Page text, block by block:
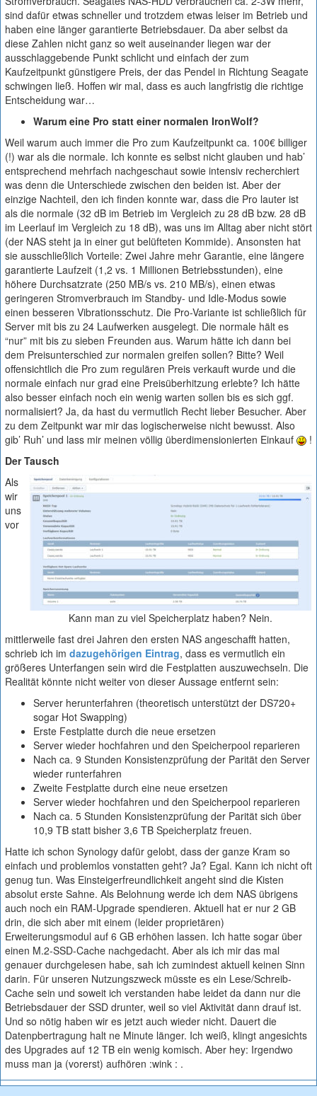
sind dafür etwas schneller und trotzdem etwas leiser im Betrieb und
haben eine länger garantierte Betriebsdauer. Da aber selbst da
diese Zahlen nicht ganz so weit auseinander liegen war der
ausschlaggebende Punkt schlicht und einfach der zum
Kaufzeitpunkt günstigere Preis, der das Pendel in Richtung Seagate
schwingen ließ. Hoffen wir mal, dass es auch langfristig die richtige
Entscheidung war…
Warum eine Pro statt einer normalen IronWolf?
Weil warum auch immer die Pro zum Kaufzeitpunkt ca. 100€ billiger
(!) war als die normale. Ich konnte es selbst nicht glauben und hab’
entsprechend mehrfach nachgeschaut sowie intensiv recherchiert
was denn die Unterschiede zwischen den beiden ist. Aber der
einzige Nachteil, den ich finden konnte war, dass die Pro lauter ist
als die normale (32 dB im Betrieb im Vergleich zu 28 dB bzw. 28 dB
im Leerlauf im Vergleich zu 18 dB), was uns im Alltag aber nicht stört
(der NAS steht ja in einer gut belüfteten Kommide). Ansonsten hat
sie ausschließlich Vorteile: Zwei Jahre mehr Garantie, eine längere
garantierte Laufzeit (1,2 vs. 1 Millionen Betriebsstunden), eine
höhere Durchsatzrate (250 MB/s vs. 210 MB/s), einen etwas
geringeren Stromverbrauch im Standby- und Idle-Modus sowie
einen besseren Vibrationsschutz. Die Pro-Variante ist schließlich für
Server mit bis zu 24 Laufwerken ausgelegt. Die normale hält es
“nur” mit bis zu sieben Freunden aus. Warum hätte ich dann bei
dem Preisunterschied zur normalen greifen sollen? Bitte? Weil
offensichtlich die Pro zum regulären Preis verkauft wurde und die
normale einfach nur grad eine Preisüberhitzung erlebte? Ich hätte
also besser einfach noch ein wenig warten sollen bis es sich ggf.
normalisiert? Ja, da hast du vermutlich Recht lieber Besucher. Aber
zu dem Zeitpunkt war mir das logischerweise nicht bewusst. Also
gib’ Ruh’ und lass mir meinen völlig überdimensionierten Einkauf
!
Der Tausch
Kann man zu viel Speicherplatz haben? Nein.
Als
wir
uns
vor
mittlerweile fast drei Jahren den ersten NAS angeschafft hatten,
schrieb ich im dazugehörigen Eintrag, dass es vermutlich ein
größeres Unterfangen sein wird die Festplatten auszuwechseln. Die
Realität könnte nicht weiter von dieser Aussage entfernt sein:
Server herunterfahren (theoretisch unterstützt der DS720+
sogar Hot Swapping)
Erste Festplatte durch die neue ersetzen
Server wieder hochfahren und den Speicherpool reparieren
Nach ca. 9 Stunden Konsistenzprüfung der Parität den Server
wieder runterfahren
Zweite Festplatte durch eine neue ersetzen
Server wieder hochfahren und den Speicherpool reparieren
Nach ca. 5 Stunden Konsistenzprüfung der Parität sich über
10,9 TB statt bisher 3,6 TB Speicherplatz freuen.
Hatte ich schon Synology dafür gelobt, dass der ganze Kram so
einfach und problemlos vonstatten geht? Ja? Egal. Kann ich nicht oft
genug tun. Was Einsteigerfreundlichkeit angeht sind die Kisten
absolut erste Sahne. Als Belohnung werde ich dem NAS übrigens
auch noch ein RAM-Upgrade spendieren. Aktuell hat er nur 2 GB
drin, die sich aber mit einem (leider proprietären)
Erweiterungsmodul auf 6 GB erhöhen lassen. Ich hatte sogar über
einen M.2-SSD-Cache nachgedacht. Aber als ich mir das mal
genauer durchgelesen habe, sah ich zumindest aktuell keinen Sinn
darin. Für unseren Nutzungszweck müsste es ein Lese/Schreib-
Cache sein und soweit ich verstanden habe leidet da dann nur die
Betriebsdauer der SSD drunter, weil so viel Aktivität dann drauf ist.
Und so nötig haben wir es jetzt auch wieder nicht. Dauert die
Datenpbertragung halt ne Minute länger. Ich weiß, klingt angesichts
des Upgrades auf 12 TB ein wenig komisch. Aber hey: Irgendwo
muss man ja (vorerst) aufhören :wink : .